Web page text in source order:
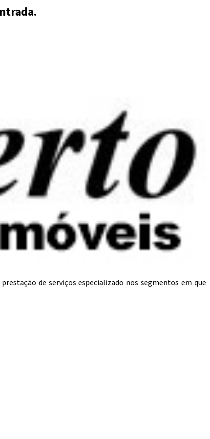
de serviços especializado nos segmentos em que